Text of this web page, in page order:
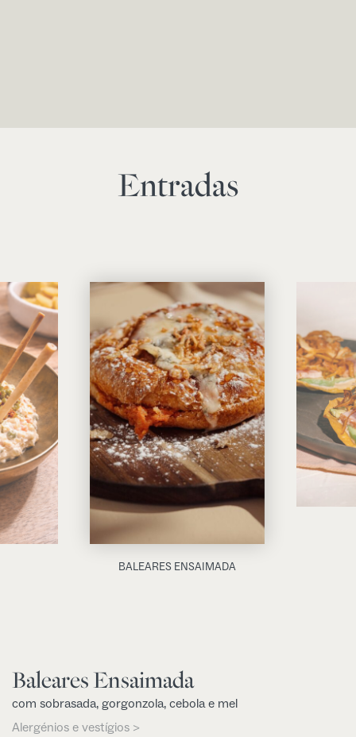
Entradas
BALEARES ENSAIMADA
Baleares Ensaimada
com sobrasada, gorgonzola, cebola e mel
Alergénios e vestígios >